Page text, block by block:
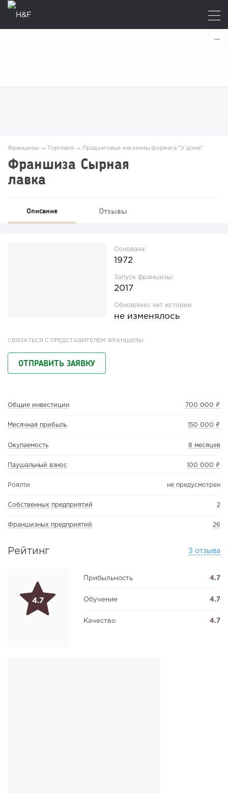
Франшизы → Торговля → Продуктовые магазины формата "У дома"
Франшиза Сырная
лавка
Описание Отзывы
Основана:
1972
Запуск франшизы:
2017
Обновлено: нет истории
не изменялось
СВЯЗАТЬСЯ С ПРЕДСТАВИТЕЛЕМ ФРАНШИЗЫ
ОТПРАВИТЬ ЗАЯВКУ
Общие инвестиции 700 000 ₽
Месячная прибыль 150 000 ₽
Окупаемость 8 месяцев
Паушальный взнос 100 000 ₽
Роялти не предусмотрен
Собственных предприятий 2
Франшизных предприятий 26
Рейтинг 3 отзыва
4.7
Прибыльность 4.7
Обучение 4.7
Качество 4.7